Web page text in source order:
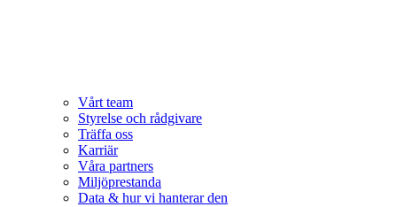
Vårt team
Styrelse och rådgivare
Träffa oss
Karriär
Våra partners
Miljöprestanda
Data & hur vi hanterar den